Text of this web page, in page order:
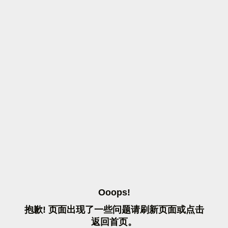
OOOPS!
抱歉! 页面出现了一些问题请刷 新页面或点击
返 回首页。